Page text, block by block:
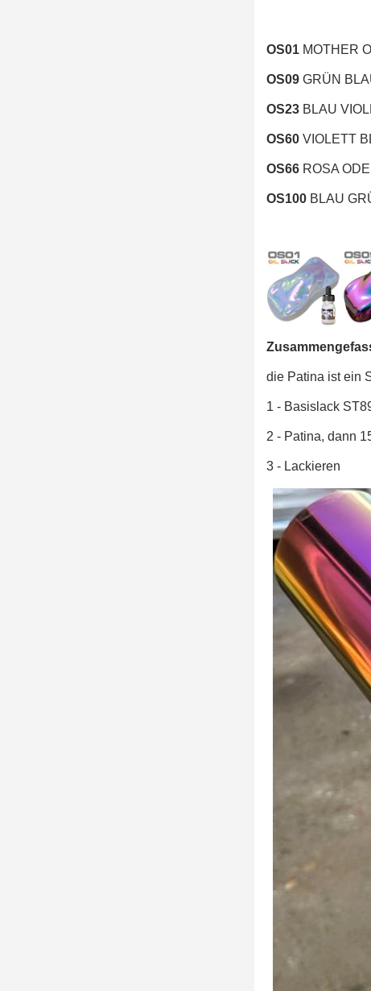
OS01 MOTHER
OS09GRÜN
OS23BLAU
OS60VIOLETT
OS66ROSA
OS100BLAU
die Patina ist ein
1 - Basislack
2 - Patina, dann
3 - Lackieren